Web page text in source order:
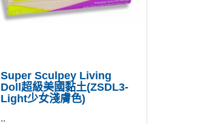
Super Sculpey Living
Doll超級美國黏土(ZSDL3-
Light少女淺膚色)
..